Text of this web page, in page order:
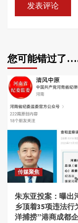
您可能错过了
传媒聚焦
朱东亚投案：曝出
乡顶着35项违法行
洋捕捞”港商成都